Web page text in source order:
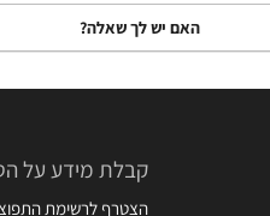
האם יש לך שאלה?
קבלת מידע על
הצטרף לרשימת